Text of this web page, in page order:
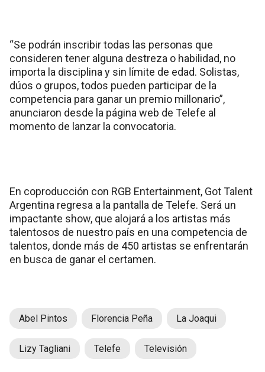
“Se podrán inscribir todas las personas que
consideren tener alguna destreza o habilidad, no
importa la disciplina y sin límite de edad. Solistas,
dúos o grupos, todos pueden participar de la
competencia para ganar un premio millonario”,
anunciaron desde la página web de Telefe al
momento de lanzar la convocatoria.
En coproducción con RGB Entertainment, Got Talent
Argentina regresa a la pantalla de Telefe. Será un
impactante show, que alojará a los artistas más
talentosos de nuestro país en una competencia de
talentos, donde más de 450 artistas se enfrentarán
en busca de ganar el certamen.
Abel Pintos Florencia Peña La Joaqui
Lizy Tagliani Telefe Televisión